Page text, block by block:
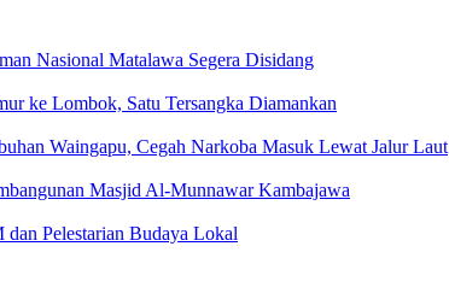
Nasional Matalawa Segera Disidang
ke Lombok, Satu Tersangka Diamankan
Waingapu, Cegah Narkoba Masuk Lewat Jalur Laut
Masjid Al-Munnawar Kambajawa
Pelestarian Budaya Lokal